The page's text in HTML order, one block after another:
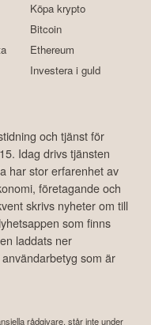
Köpa krypto
Bitcoin
Ethereum
Investera i guld
och tjänst för
Idag drivs tjänsten
har stor erfarenhet av
företagande och
skrivs nyheter om till
som finns
laddats ner
som är
rådgivare, står inte under